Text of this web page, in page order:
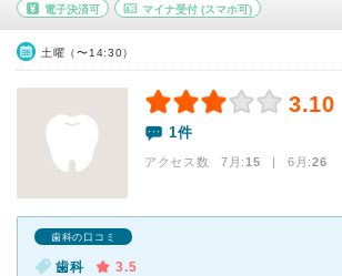
電子決済可 マイナ受付(スマホ可)
土曜（〜14:30）
3.10
1件
アクセス数 7月:15 | 6月:26
歯科の口コミ
歯科
3.5